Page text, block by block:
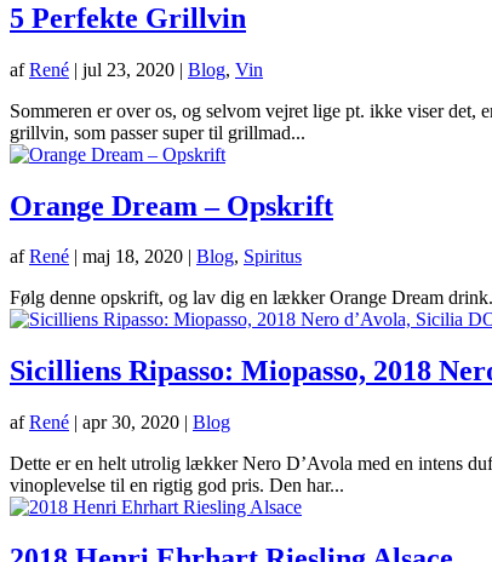
5 Perfekte Grillvin
afRené | jul 23, 2020 | Blog, Vin
Sommeren er over os, og selvom vejret lige pt. ikke viser
grillvin, som passer super til grillmad...
Orange Dream – Opskrift
afRené | maj 18, 2020 | Blog, Spiritus
Følg denne opskrift, og lav dig en lækker Orange Dream
Sicilliens Ripasso: Miopasso, 2018
afRené | apr 30, 2020 | Blog
Dette er en helt utrolig lækker Nero D’Avola med en intens
vinoplevelse til en rigtig god pris. Den har...